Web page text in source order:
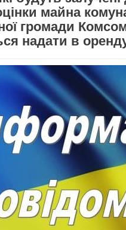
майна
громади
надати в